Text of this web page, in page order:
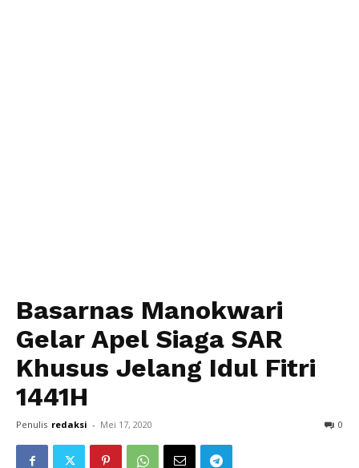
Basarnas Manokwari
Gelar Apel Siaga SAR
Khusus Jelang Idul Fitri
1441H
Penulis redaksi - Mei 17, 2020 0